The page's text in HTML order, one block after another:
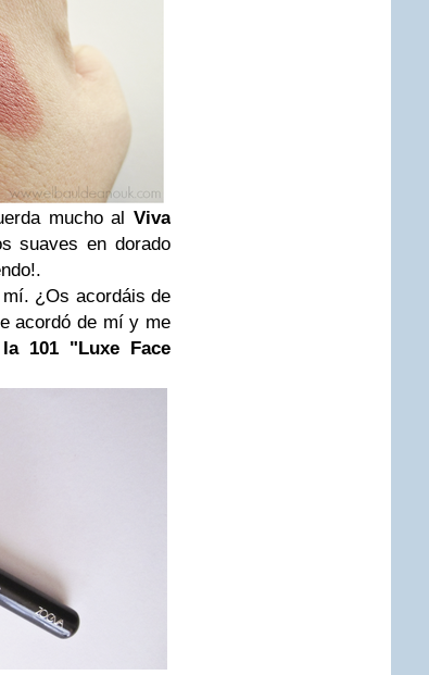
mucho al Viva
suaves en dorado
¿Os acordáis de
acordó de mí y me
101 "Luxe Face